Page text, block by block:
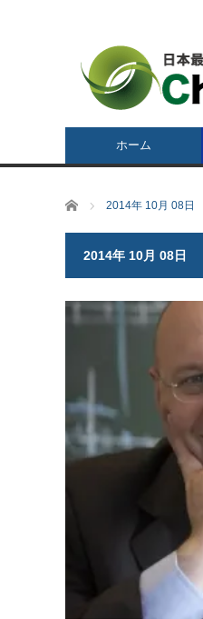
ホーム
ホーム 2014年 10月 08日
2014年 10月 08日